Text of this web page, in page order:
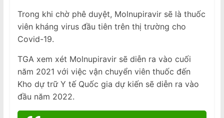
Trong khi chờ phê duyệt, Molnupiravir sẽ là thuốc
viên kháng virus đầu tiên trên thị trường cho
Covid-19.
TGA xem xét Molnupiravir sẽ diễn ra vào cuối
năm 2021 với việc vận chuyển viên thuốc đến
Kho dự trữ Y tế Quốc gia dự kiến ​​sẽ diễn ra vào
đầu năm 2022.